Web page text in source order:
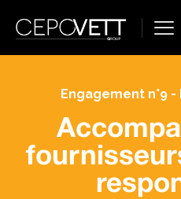
Engagement n°9